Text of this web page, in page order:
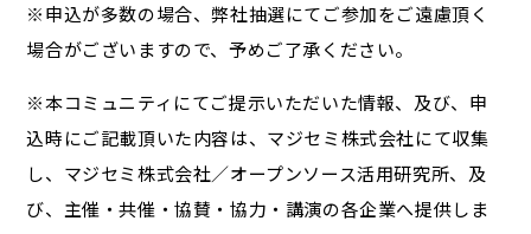
※申込が多数の場合、弊社抽選にてご参加をご遠慮頂く
場合がございますので、予めご了承ください。
※本コミュニティにてご提示いただいた情報、及び、申
込時にご記載頂いた内容は、マジセミ株式会社にて収集
し、マジセミ株式会社／オープンソース活用研究所、及
び、主催・共催・協賛・協力・講演の各企業へ提供しま